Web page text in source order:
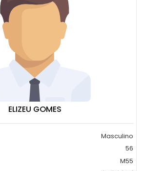
ELIZEU GOMES
Masculino
56
M55